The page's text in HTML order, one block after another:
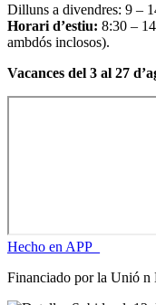
Dilluns a divendres: 9 –
Horari d’estiu: 8:30 –
ambdós inclosos).
Vacances del 3 al 27
Hecho en APP_
Financiado por la Unió n